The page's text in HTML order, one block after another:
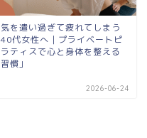
気を遣い過ぎて疲れてしまう
40代女性へ｜プライベートピ
ラティスで心と身体を整える
習慣」
2026-06-24